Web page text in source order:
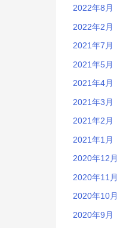
2022年8月
2022年2月
2021年7月
2021年5月
2021年4月
2021年3月
2021年2月
2021年1月
2020年12月
2020年11月
2020年10月
2020年9月